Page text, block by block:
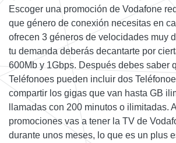
Escoger una promoción de Vodafone
que género de conexión necesitas en
ofrecen 3 géneros de velocidades muy
tu demanda deberás decantarte por
600Mb y 1Gbps. Después debes saber
Teléfonoes pueden incluir dos
compartir los gigas que van hasta GB
llamadas con 200 minutos o ilimitadas.
promociones vas a tener la TV de
durante unos meses, lo que es un plus